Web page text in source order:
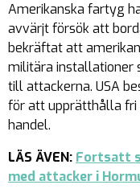
Amerikanska fartyg
avvärjt försök att
bekräftat att
militära installationer
till attackerna. USA
för att upprätthålla fri
handel.
LÄS ÄVEN: Fortsatt
med attacker i